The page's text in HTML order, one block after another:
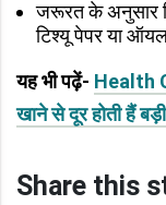
जरूरत के अनुसार
टिश्यू पेपर या
यह भी पढ़ें- Health
खाने से दूर होती हैं बड़ी
Share this